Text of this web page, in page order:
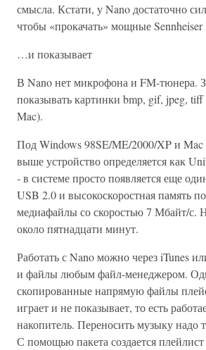
смысла. Кстати, у Nano достаточно
чтобы «прокачать» мощные
…и показывает
В Nano нет микрофона и FM-тюнера.
показывать картинки bmp, gif, jpeg, tiff
Mac).
Под Windows 98SE/ME/2000/XP и Mac
выше устройство определяется как
- в системе просто появляется еще
USB 2.0 и высокоскоростная память
медиафайлы со скоростью 7 Мбайт/с.
около пятнадцати минут.
Работать с Nano можно через iTunes
и файлы любым файл-менеджером.
скопированные напрямую файлы
играет и не показывает, то есть
накопитель. Переносить музыку надо
С помощью пакета создается